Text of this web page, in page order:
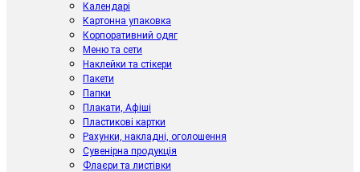
Календарі
Картонна упаковка
Корпоративний одяг
Меню та сети
Наклейки та стікери
Пакети
Папки
Плакати, Афіші
Пластикові картки
Рахунки, накладні, оголошення
Сувенірна продукція
Флаєри та листівки